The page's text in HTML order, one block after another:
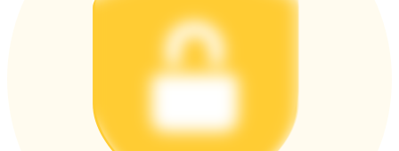
贏得獎品與專屬獎勵